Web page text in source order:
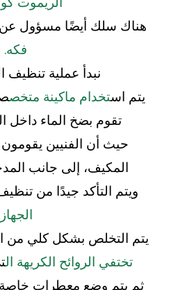
هناك سلك أيضًا مسؤول
فكه.
نبدأ عملية تنظيف
يتم استخدام ماكينة متخص
تقوم بضخ الماء داخل
حيث أن الفنيين يقومون
المكيف، إلى جانب
ويتم التأكد جيدًا من
يتم التخلص بشكل كلي من
تختفي الروائح الكريهة ال
ثم يتم وضع معطرات خاصة